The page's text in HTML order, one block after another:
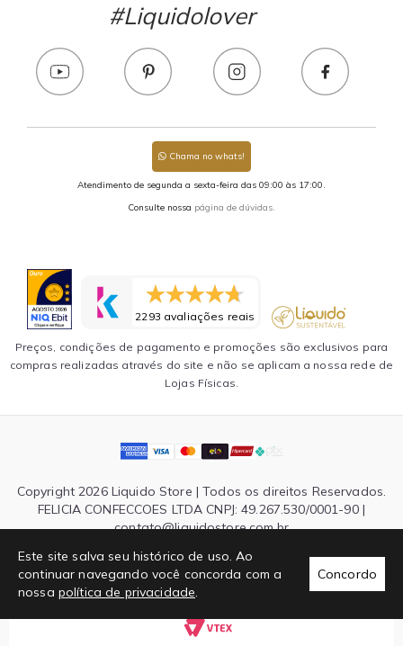
Este site salva seu histórico de uso. Ao
continuar navegando você concorda com a
nossa política de privacidade.
Concordo
#Liquidolover
Chama no whats!
Atendimento de segunda a sexta-feira das 09:00 às 17:00.
Consulte nossa página de dúvidas.
2293 avaliações reais
Preços, condições de pagamento e promoções são exclusivos para
compras realizadas através do site e não se aplicam a nossa rede de
Lojas Físicas.
Copyright 2026 Liquido Store | Todos os direitos Reservados.
FELICIA CONFECCOES LTDA CNPJ: 49.267.530/0001-90 |
contato@liquidostore.com.br
000